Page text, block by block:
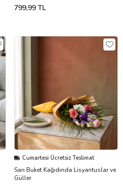
799,99 TL
Cumartesi Ücretsiz Teslimat
Sarı Buket Kağıdında Lisyantuslar ve
Güller